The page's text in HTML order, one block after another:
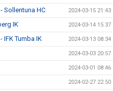
Sollentuna HC 2024-03-15 21:43
IK 2024-03-14 15:37
IFK Tumba IK 2024-03-13 08:34
2024-03-03 20:57
2024-03-01 08:46
2024-02-27 22:50